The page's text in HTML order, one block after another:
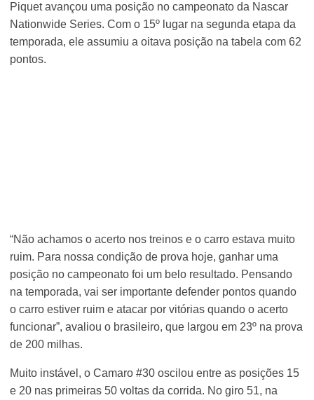
Piquet avançou uma posição no campeonato da Nascar
Nationwide Series. Com o 15º lugar na segunda etapa da
temporada, ele assumiu a oitava posição na tabela com 62
pontos.
“Não achamos o acerto nos treinos e o carro estava muito
ruim. Para nossa condição de prova hoje, ganhar uma
posição no campeonato foi um belo resultado. Pensando
na temporada, vai ser importante defender pontos quando
o carro estiver ruim e atacar por vitórias quando o acerto
funcionar”, avaliou o brasileiro, que largou em 23º na prova
de 200 milhas.
Muito instável, o Camaro #30 oscilou entre as posições 15
e 20 nas primeiras 50 voltas da corrida. No giro 51, na